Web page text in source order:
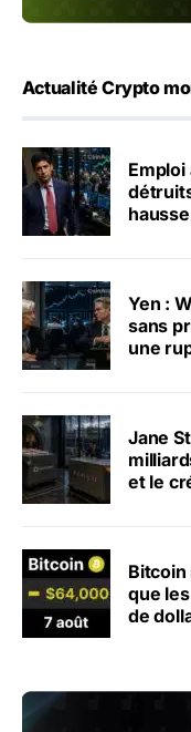
Actualité Crypto
Yen :
sans
une
Jane
et le
que
de